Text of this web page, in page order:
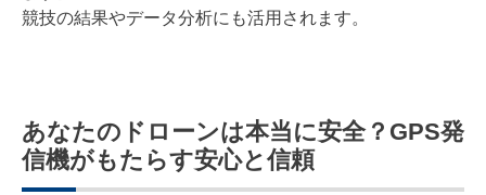
競技の結果やデータ分析にも活用されます。
あなたのドローンは本当に安全？GPS発
信機がもたらす安心と信頼